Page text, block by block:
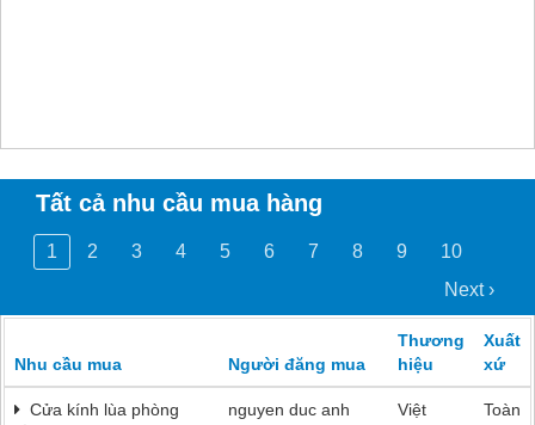
Tất cả nhu cầu mua hàng
1 2 3 4 5 6 7 8 9
10
Next ›
Nhu cầu mua Người đăng mua
Thương
hiệu
Xuất
xứ
Cửa kính lùa phòng
nguyen duc anh
Việt
Toàn